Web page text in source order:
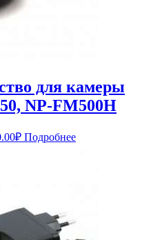
для камеры
NP-FM500H
₽Текущая
цена:
Подробнее